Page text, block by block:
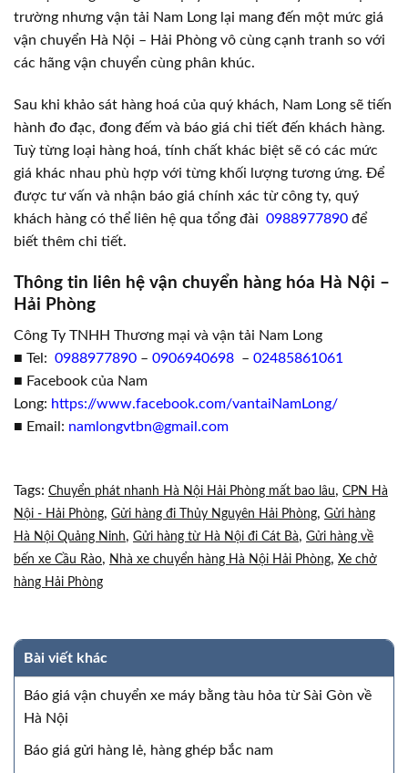
trường nhưng vận tải Nam Long lại mang đến một mức giá
vận chuyển Hà Nội – Hải Phòng vô cùng cạnh tranh so với
các hãng vận chuyển cùng phân khúc.
Sau khi khảo sát hàng hoá của quý khách, Nam Long sẽ tiến
hành đo đạc, đong đếm và báo giá chi tiết đến khách hàng.
Tuỳ từng loại hàng hoá, tính chất khác biệt sẽ có các mức
giá khác nhau phù hợp với từng khối lượng tương ứng. Để
được tư vấn và nhận báo giá chính xác từ công ty, quý
khách hàng có thể liên hệ qua tổng đài 0988977890 để
biết thêm chi tiết.
Thông tin liên hệ vận chuyển hàng hóa Hà Nội –
Hải Phòng
Công Ty TNHH Thương mại và vận tải Nam Long
■ Tel: 0988977890 – 0906940698 – 02485861061
■ Facebook của Nam
Long: https://www.facebook.com/vantaiNamLong/
■ Email: namlongvtbn@gmail.com
Tags: Chuyển phát nhanh Hà Nội Hải Phòng mất bao lâu, CPN Hà
Nội - Hải Phòng, Gửi hàng đi Thủy Nguyên Hải Phòng, Gửi hàng
Hà Nội Quảng Ninh, Gửi hàng từ Hà Nội đi Cát Bà, Gửi hàng về
bến xe Cầu Rào, Nhà xe chuyển hàng Hà Nội Hải Phòng, Xe chở
hàng Hải Phòng
Bài viết khác
Báo giá vận chuyển xe máy bằng tàu hỏa từ Sài Gòn về
Hà Nội
Báo giá gửi hàng lẻ, hàng ghép bắc nam